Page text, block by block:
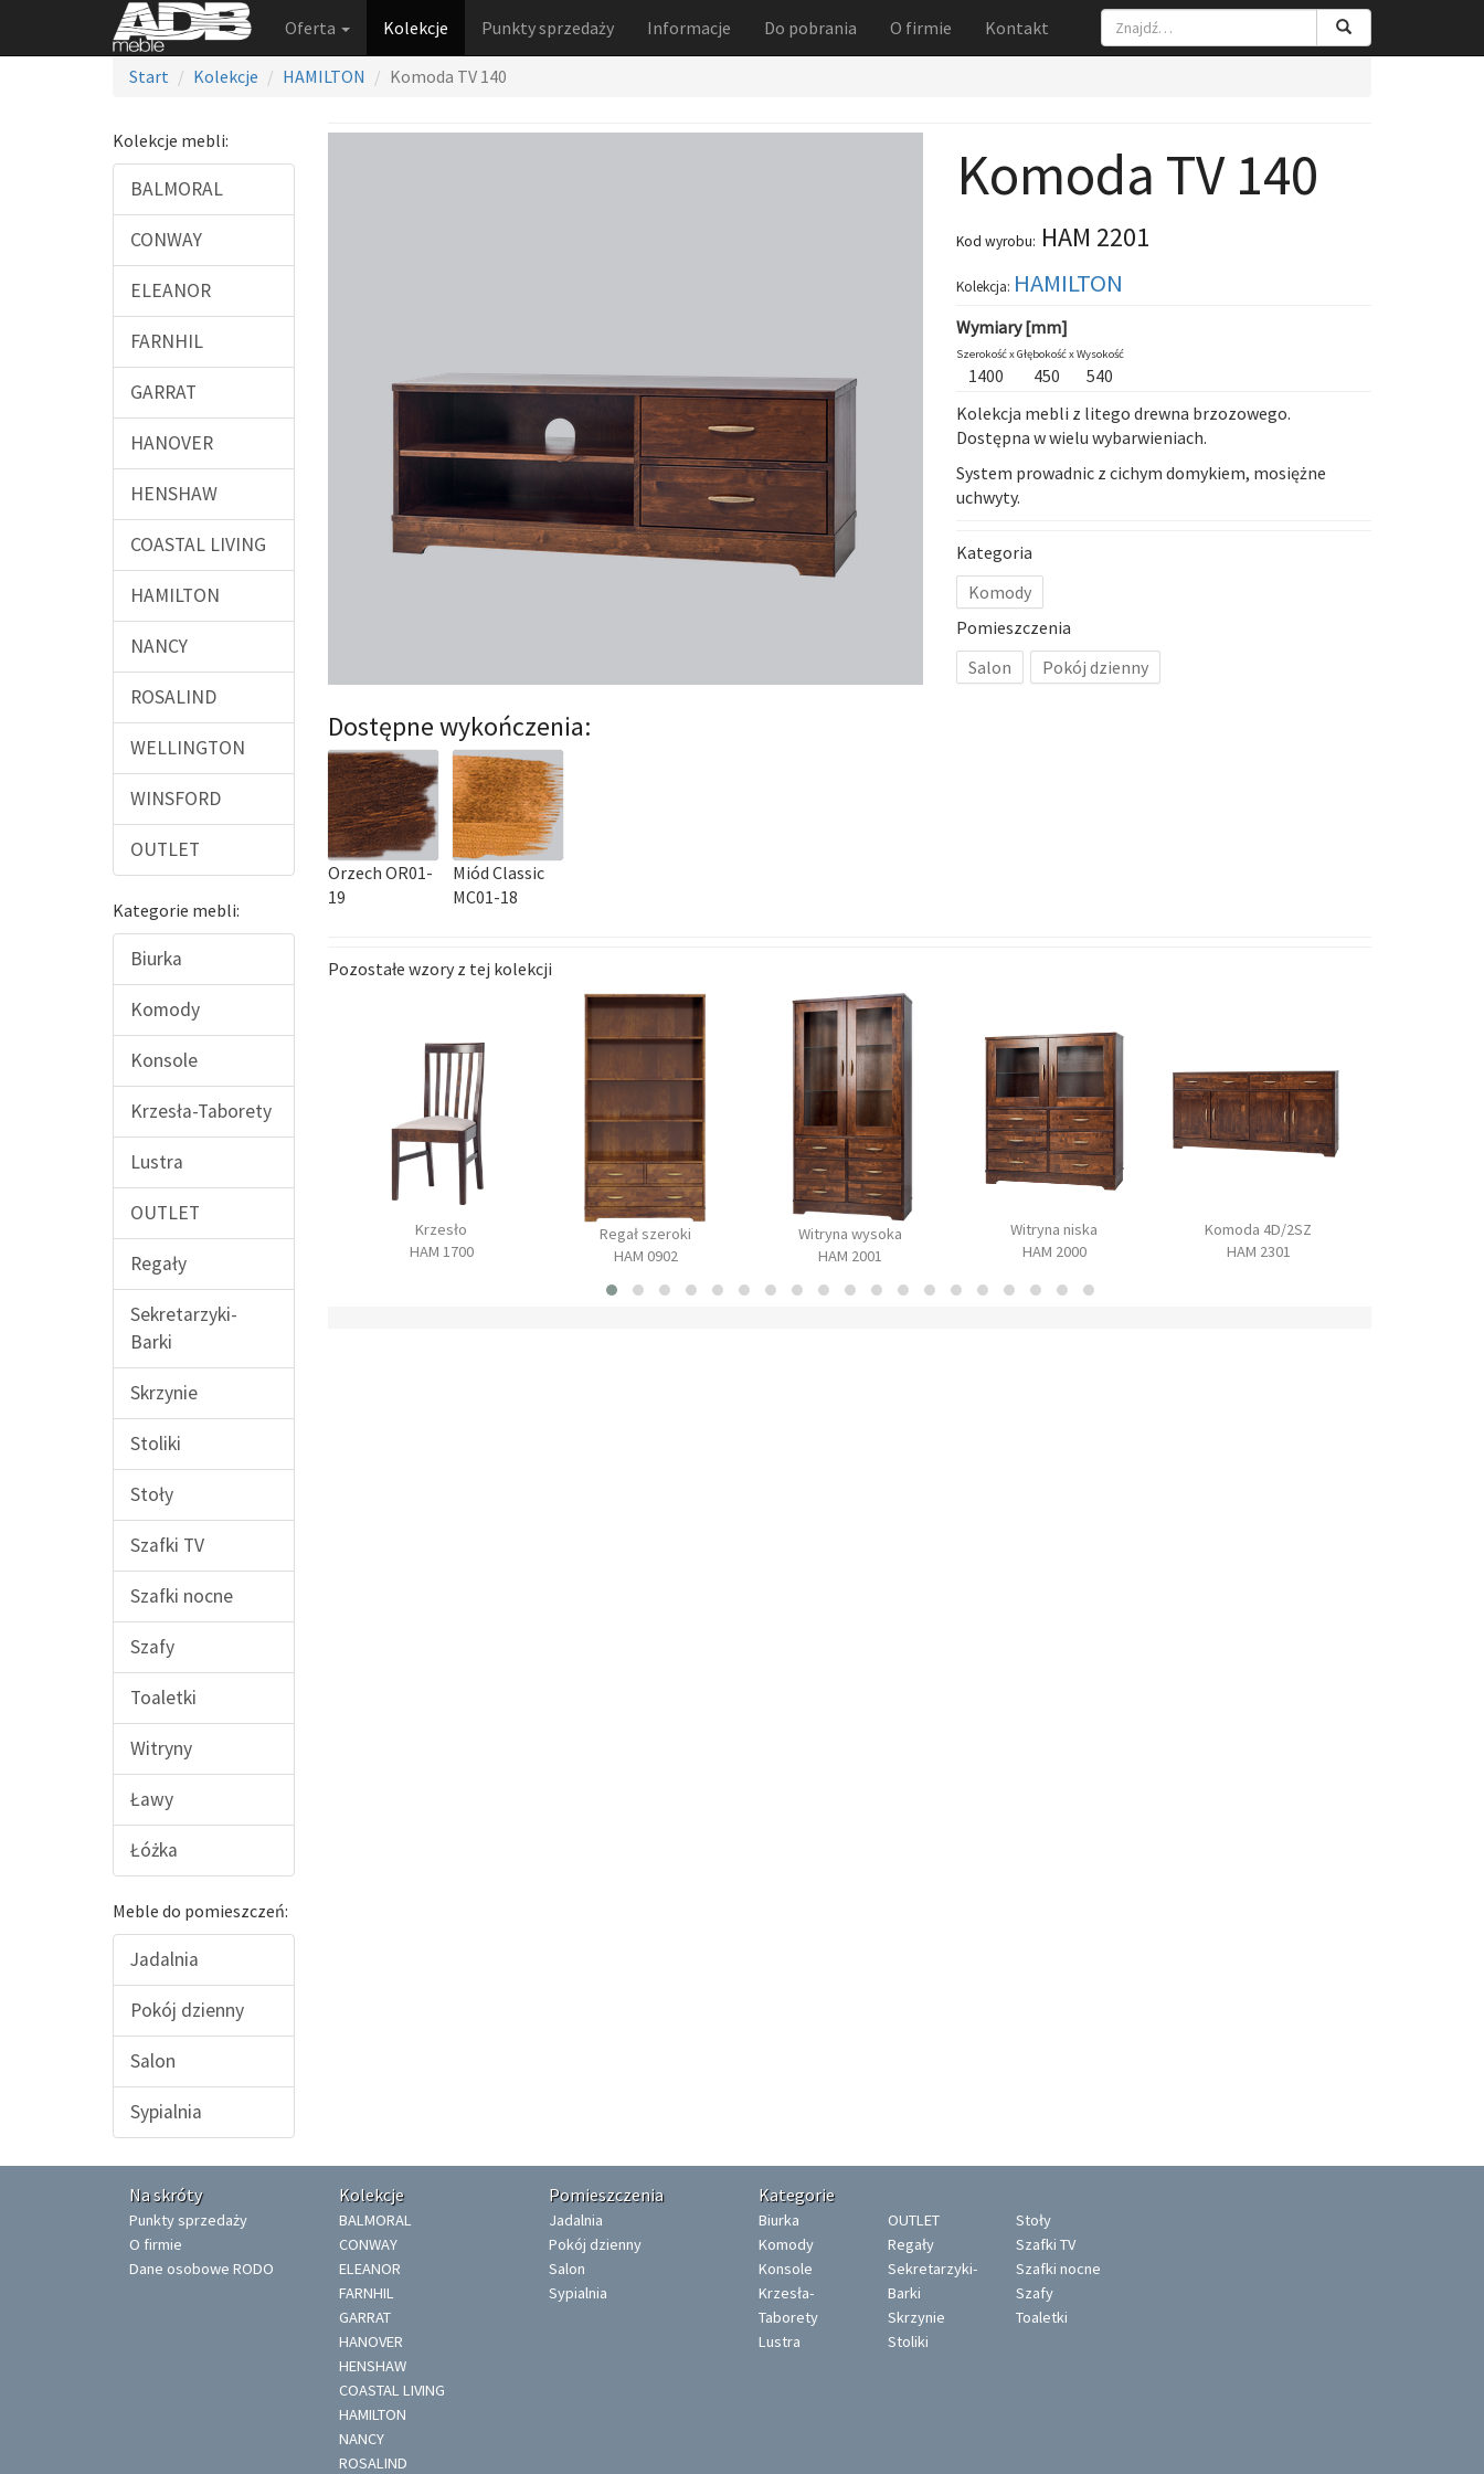
Oferta Kolekcje Punkty sprzedaży Informacje Do pobrania O firmie Kontakt
Start Kolekcje HAMILTON Komoda TV 140
Kolekcje mebli:
BALMORAL
CONWAY
ELEANOR
FARNHIL
GARRAT
HANOVER
HENSHAW
COASTAL LIVING
HAMILTON
NANCY
ROSALIND
WELLINGTON
WINSFORD
OUTLET
Kategorie mebli:
Biurka
Komody
Konsole
Krzesła-Taborety
Lustra
OUTLET
Regały
Sekretarzyki-
Barki
Skrzynie
Stoliki
Stoły
Szafki TV
Szafki nocne
Szafy
Toaletki
Witryny
Ławy
Łóżka
Meble do pomieszczeń:
Jadalnia
Pokój dzienny
Salon
Sypialnia
Dostępne wykończenia:
Orzech OR01-
19
Miód Classic
MC01-18
Komoda TV 140
Kod wyrobu: HAM 2201
Kolekcja: HAMILTON
Wymiary [mm]
Szerokość xGłębokość xWysokość
1400 450
540
Kolekcja mebli z litego drewna brzozowego.
Dostępna w wielu wybarwieniach.
System prowadnic z cichym domykiem, mosiężne
uchwyty.
Kategoria
Komody
Pomieszczenia
Salon
Pokój dzienny
Pozostałe wzory z tej kolekcji
Krzesło
HAM 1700
Regał szeroki
HAM 0902
Witryna wysoka
HAM 2001
Witryna niska
HAM 2000
Komoda 4D/2SZ
HAM 2301
Na skróty
Punkty sprzedaży
O firmie
Dane osobowe RODO
Kolekcje
BALMORAL
CONWAY
ELEANOR
FARNHIL
GARRAT
HANOVER
HENSHAW
COASTAL LIVING
HAMILTON
NANCY
ROSALIND
Pomieszczenia
Jadalnia
Pokój dzienny
Salon
Sypialnia
Kategorie
Biurka
Komody
Konsole
Krzesła-
Taborety
Lustra
OUTLET
Regały
Sekretarzyki-
Barki
Skrzynie
Stoliki
Stoły
Szafki TV
Szafki nocne
Szafy
Toaletki